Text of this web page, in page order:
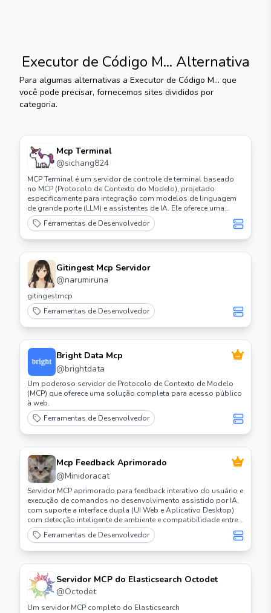
Executor de Código M... Alternativa
Para algumas alternativas a Executor de Código M... que
você pode precisar, fornecemos sites divididos por
categoria.
Mcp Terminal
@sichang824
MCP Terminal é um servidor de controle de terminal baseado
no MCP (Protocolo de Contexto do Modelo), projetado
especificamente para integração com modelos de linguagem
de grande porte (LLM) e assistentes de IA. Ele oferece uma
interface padronizada que permite que a IA execute comandos
de terminal e obtenha resultados de saída.
Ferramentas de Desenvolvedor
Gitingest Mcp Servidor
@narumiruna
gitingestmcp
Ferramentas de Desenvolvedor
Bright Data Mcp
@brightdata
Um poderoso servidor de Protocolo de Contexto de Modelo
(MCP) que oferece uma solução completa para acesso público
à web.
Ferramentas de Desenvolvedor
Mcp Feedback Aprimorado
@Minidoracat
Servidor MCP aprimorado para feedback interativo do usuário e
execução de comandos no desenvolvimento assistido por IA,
com suporte a interface dupla (UI Web e Aplicativo Desktop)
com detecção inteligente de ambiente e compatibilidade entre
plataformas.
Ferramentas de Desenvolvedor
Servidor MCP do Elasticsearch Octodet
@Octodet
Um servidor MCP completo do Elasticsearch